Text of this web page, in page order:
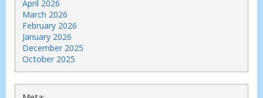
April 2026
March 2026
February 2026
January 2026
December 2025
October 2025